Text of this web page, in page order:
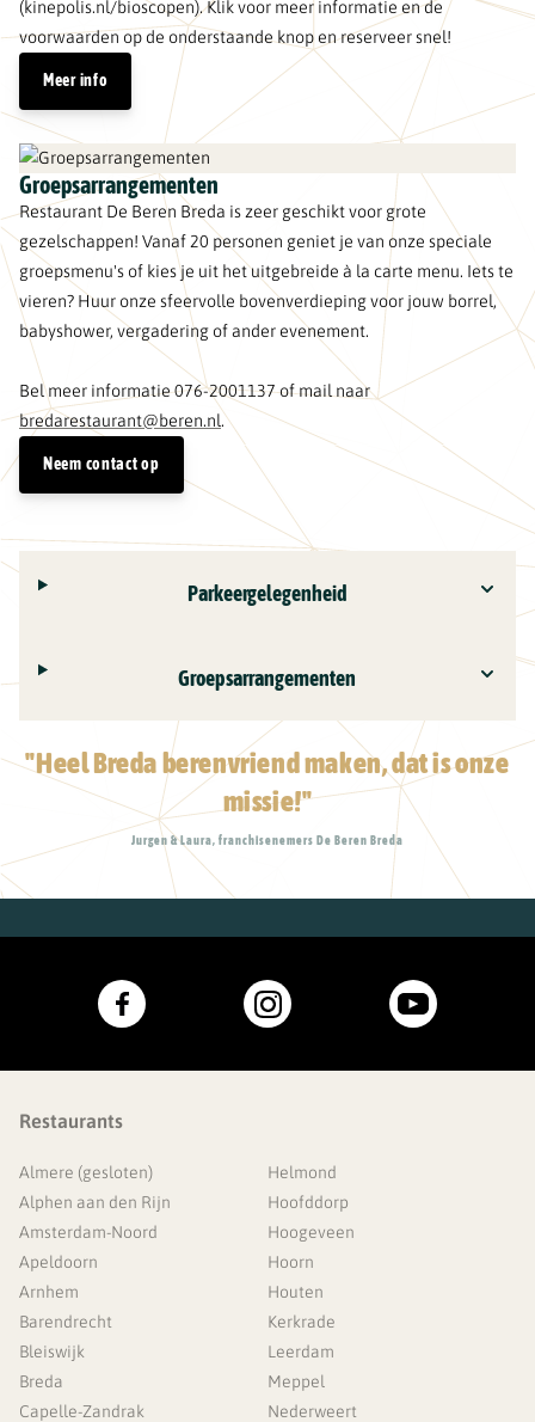
(kinepolis.nl/bioscopen). Klik voor meer informatie en de
voorwaarden op de onderstaande knop en reserveer snel!
Meer info
Groepsarrangementen
Restaurant De Beren Breda is zeer geschikt voor grote
gezelschappen! Vanaf 20 personen geniet je van onze speciale
groepsmenu's of kies je uit het uitgebreide à la carte menu. Iets te
vieren? Huur onze sfeervolle bovenverdieping voor jouw borrel,
babyshower, vergadering of ander evenement.
Bel meer informatie 076-2001137 of mail naar
bredarestaurant@beren.nl.
Neem contact op
Parkeergelegenheid
Groepsarrangementen
"Heel Breda berenvriend maken, dat is onze
missie!"
Jurgen & Laura, franchisenemers De Beren Breda
Restaurants
Almere (gesloten)
Alphen aan den Rijn
Amsterdam-Noord
Apeldoorn
Arnhem
Barendrecht
Bleiswijk
Breda
Capelle-Zandrak
Helmond
Hoofddorp
Hoogeveen
Hoorn
Houten
Kerkrade
Leerdam
Meppel
Nederweert